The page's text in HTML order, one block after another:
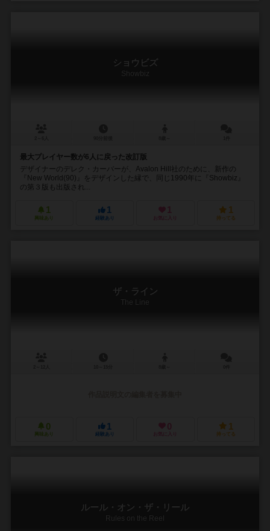
ショウビズ
Showbiz
最大プレイヤー数が6人に戻った改訂版
デザイナーのデレク・カーバーが、Avalon Hill社のために、新作の
『New World(90)』をデザインした縁で、同じ1990年に『Showbiz』
の第３版も出版され...
1
興味あり
1
経験あり
1
お気に入り
1
持ってる
ザ・ライン
The Line
0
興味あり
1
経験あり
0
お気に入り
1
持ってる
ルール・オン・ザ・リール
Rules on the Reel